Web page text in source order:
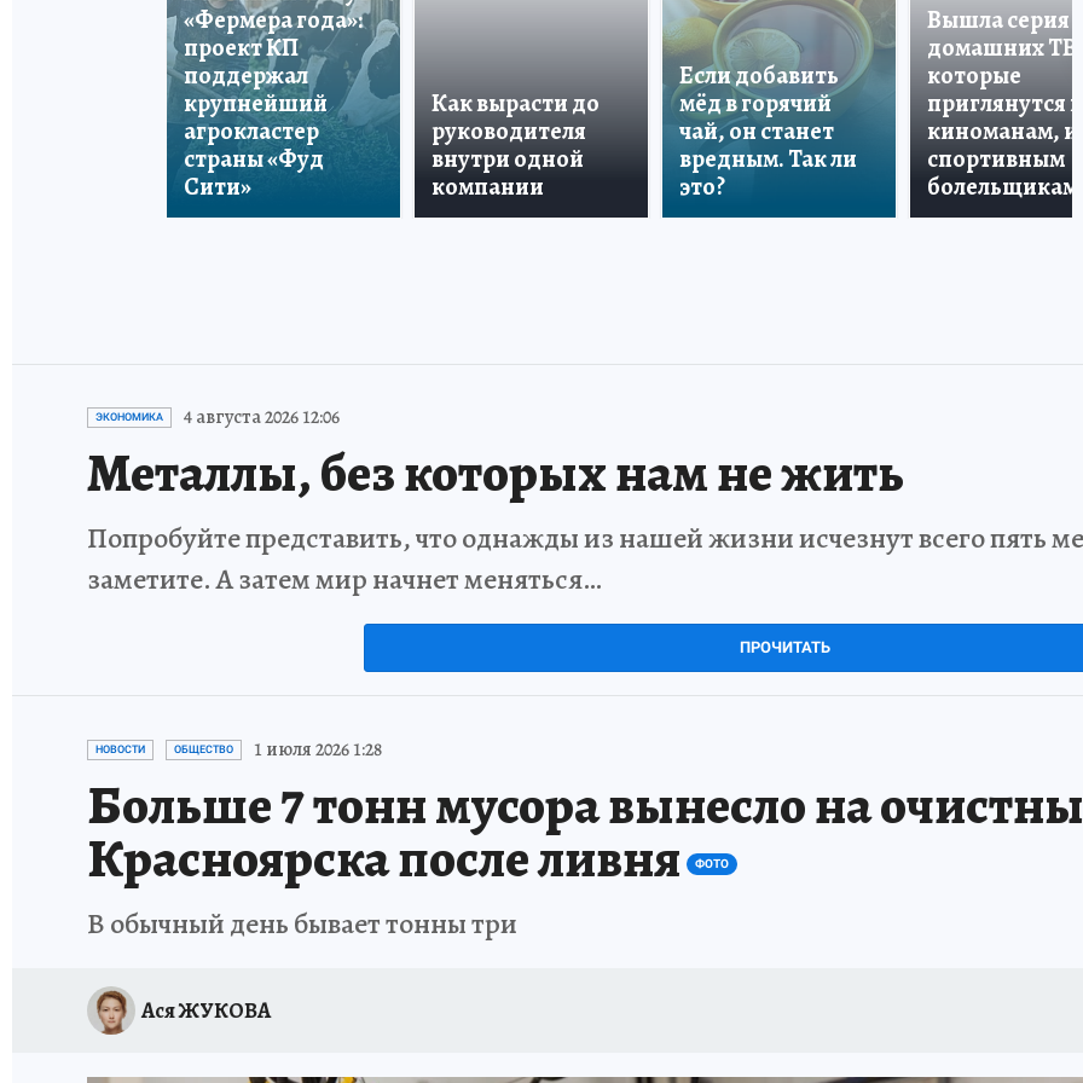
«Фермера года»:
проект КП
поддержал
крупнейший
агрокластер
страны «Фуд
Сити»
Как вырасти до
руководителя
внутри одной
компании
Если добавить
мёд в горячий
чай, он станет
вредным. Так ли
это?
Вышла серия
домашних ТВ,
которые
приглянутся и
киноманам, и
спортивным
болельщикам
ЭКОНОМИКА 4 августа 2026 12:06
Металлы, без которых нам не жить
Попробуйте представить, что однажды из нашей жизни исчезнут всего пять
заметите. А затем мир начнет меняться…
ПРОЧИТАТЬ
НОВОСТИ ОБЩЕСТВО 1 июля 2026 1:28
Больше 7 тонн мусора вынесло на
Красноярска после ливня ФОТО
В обычный день бывает тонны три
Ася ЖУКОВА